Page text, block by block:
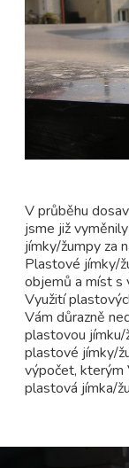
V průběhu
jsme již
jímky/žumpy za
Plastové jímky/
objemů a míst s
Využití
Vám důrazně
plastovou
plastové jímky/
výpočet, kterým
plastová jímka/